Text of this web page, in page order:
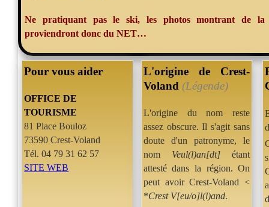
Ne pratiquant pas le ski, les photos montrant de la
proviendront donc du NET…
Pour vous aider
OFFICE DE
TOURISME
81 Place Bouloz
73590 Crest-Voland
Tél. 04 79 31 62 57
SITE WEB
L'origine de Crest-
Voland (Légende)
L'origine du nom reste
assez obscure. Il s'agit sans
doute d'un patronyme, le
nom Veul(l)an[dt]étant
attesté dans la région. On
peut avoir Crest-Voland <
*Crest V[eu/o]l(l)and.